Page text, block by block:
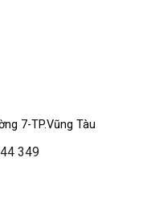
7-TP.Vũng Tàu
349